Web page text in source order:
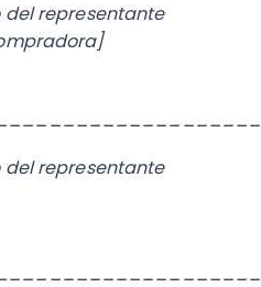
representante
representante